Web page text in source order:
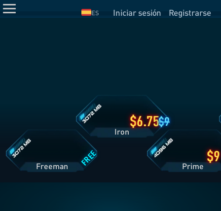
ES Iniciar sesión Registrarse
6.75